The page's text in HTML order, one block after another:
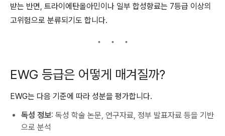
받는 반면, 트라이에탄올아민이나 일부 합성향료는 7등급 이상의
고위험으로 분류되기도 합니다.
EWG 등급은 어떻게 매겨질까?
EWG는 다음 기준에 따라 성분을 평가합니다.
독성 정보: 독성 학술 논문, 연구자료, 정부 발표자료 등을 기반
으로 분석